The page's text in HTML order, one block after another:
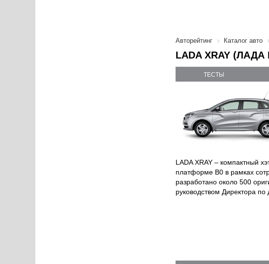
Авторейтинг Каталог авто
LADA XRAY
ТЕСТЫ
LADA XRAY – компактный
платформе В0 в рамках
разработано около 500
руководством Директора